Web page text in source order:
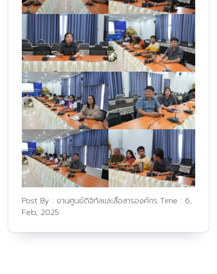
Post By : งานศูนย์ดิจิทัลและสื่อสารองค์กร Time : 6,
Feb, 2025